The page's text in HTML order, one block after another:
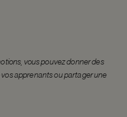
vous pouvez donner des
apprenants ou partager une